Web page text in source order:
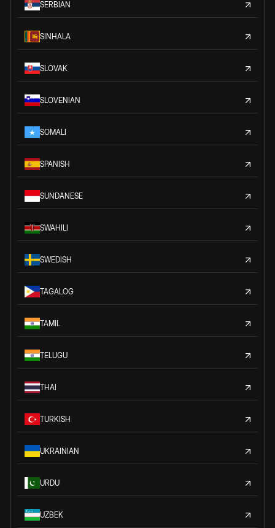
SERBIAN
SINHALA
SLOVAK
SLOVENIAN
SOMALI
SPANISH
SUNDANESE
SWAHILI
SWEDISH
TAGALOG
TAMIL
TELUGU
THAI
TURKISH
UKRAINIAN
URDU
UZBEK